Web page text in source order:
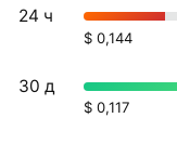
24 ч
$ 0,144
30 д
$ 0,117